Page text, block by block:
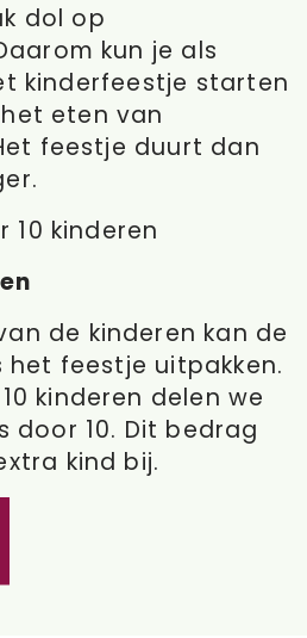
dol op
kun je als
kinderfeestje starten
eten van
feestje duurt dan
10 kinderen
de kinderen kan de
het feestje uitpakken.
kinderen delen we
door 10. Dit bedrag
kind bij.